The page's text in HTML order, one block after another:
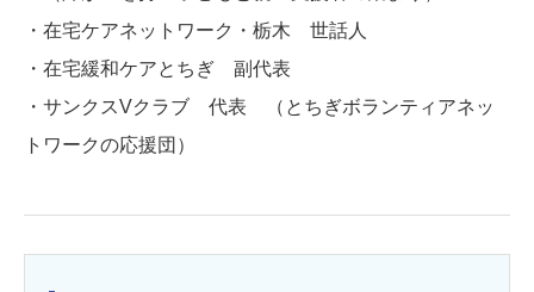
・在宅ケアネットワーク・栃木 世話人
・在宅緩和ケアとちぎ 副代表
・サンクスVクラブ 代表 （とちぎボランティアネッ
トワークの応援団）